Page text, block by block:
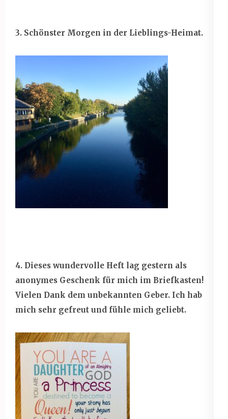
3. Schönster Morgen in der Lieblings-Heimat.
4. Dieses wundervolle Heft lag gestern als
anonymes Geschenk für mich im Briefkasten!
Vielen Dank dem unbekannten Geber. Ich hab
mich sehr gefreut und fühle mich geliebt.